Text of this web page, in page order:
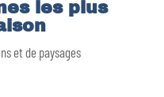
les plus
et de paysages